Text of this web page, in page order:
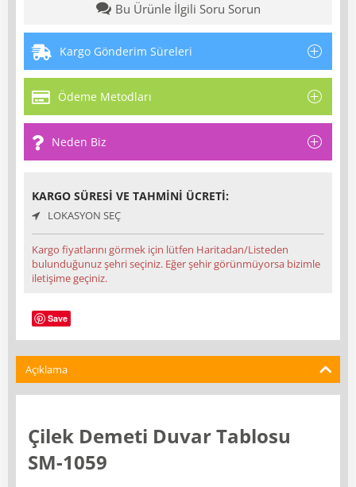
Bu Ürünle İlgili Soru Sorun
Kargo Gönderim Süreleri
Ödeme Metodları
Neden Biz
KARGO SÜRESI VE TAHMINI ÜCRETI:
LOKASYON SEÇ
Kargo fiyatlarını görmek için lütfen Haritadan/Listeden
bulunduğunuz şehri seçiniz. Eğer şehir görünmüyorsa bizimle
iletişime geçiniz.
Save
Açıklama
Çilek Demeti Duvar Tablosu
SM-1059